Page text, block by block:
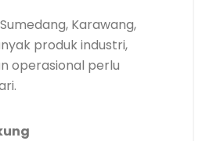
Karawang,
produk industri,
operasional perlu